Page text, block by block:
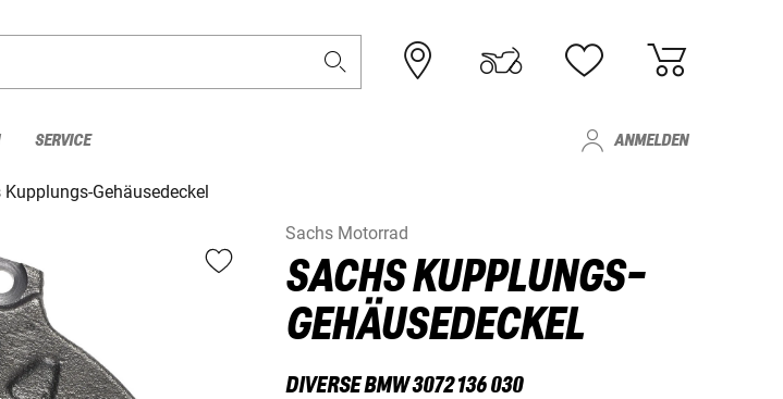
SERVICE ANMELDEN
Kupplungs-Gehäusedeckel
Sachs Motorrad
SACHS KUPPLUNGS-
GEHÄUSEDECKEL
DIVERSE BMW 3072 136 030